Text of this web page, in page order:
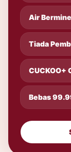
Air
Tiada
CUCKOO+
Bebas